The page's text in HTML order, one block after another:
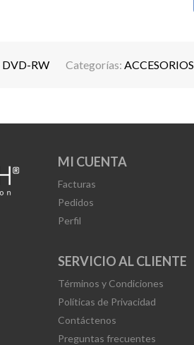
DVD-RW Categorías: ACCESORIOS
MI CUENTA
Facturas
Pedidos
Perfil
SERVICIO AL CLIENTE
Términos y Condiciones
Políticas de Privacidad
Contáctenos
Preguntas frecuentes